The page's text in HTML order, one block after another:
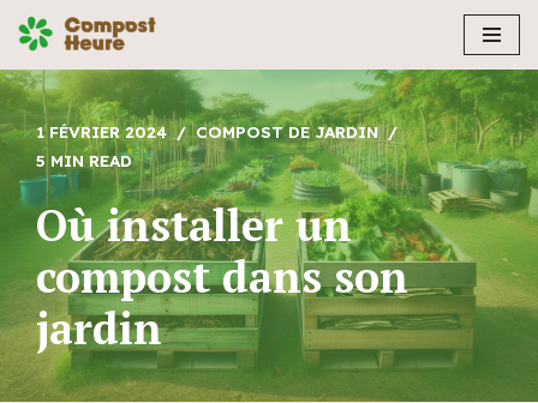
Aller
au
contenu
1 FÉVRIER 2024
COMPOST DE JARDIN
5 MIN READ
Où installer un
compost dans son
jardin